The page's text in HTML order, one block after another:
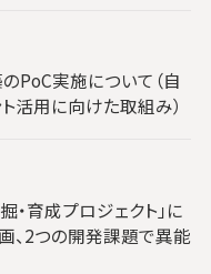
PoC実施について（自
活用に向けた取組み）
・育成プロジェクト」に
、2つの開発課題で異能